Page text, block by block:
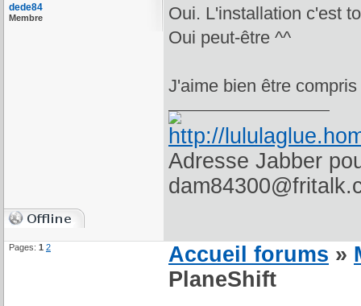
dede84
Membre
Oui. L'installation c'est
Oui peut-être ^^
J'aime bien être
Adresse Jabber
Pages: 1 2 Accueil forums »
PlaneShift